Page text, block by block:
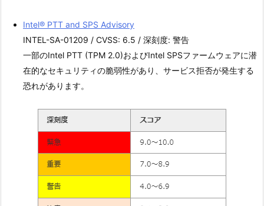
Intel® PTT and SPS Advisory
INTEL-SA-01209 / CVSS: 6.5 / 深刻度: 警告
一部のIntel PTT (TPM 2.0)およびIntel SPSファームウェアに潜
在的なセキュリティの脆弱性があり、サービス拒否が発生する
恐れがあります。